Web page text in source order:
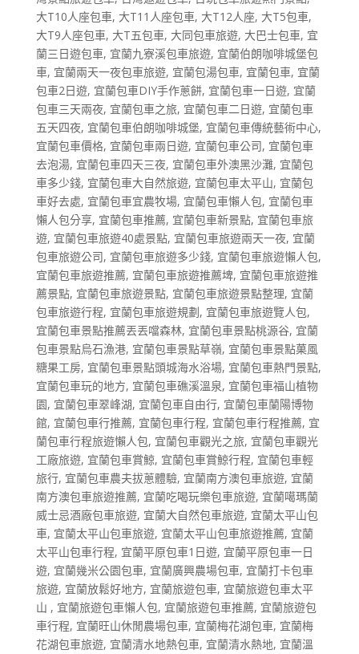
大T10人座包車, 大T11人座包車, 大T12人座, 大T5包車,
大T9人座包車, 大T五包車, 大同包車旅遊, 大巴士包車, 宜
蘭三日遊包車, 宜蘭九寮溪包車旅遊, 宜蘭伯朗咖啡城堡包
車, 宜蘭兩天一夜包車旅遊, 宜蘭包湯包車, 宜蘭包車, 宜蘭
包車2日遊, 宜蘭包車DIY手作蔥餅, 宜蘭包車一日遊, 宜蘭
包車三天兩夜, 宜蘭包車之旅, 宜蘭包車二日遊, 宜蘭包車
五天四夜, 宜蘭包車伯朗咖啡城堡, 宜蘭包車傳統藝術中心,
宜蘭包車價格, 宜蘭包車兩日遊, 宜蘭包車公司, 宜蘭包車
去泡湯, 宜蘭包車四天三夜, 宜蘭包車外澳黑沙灘, 宜蘭包
車多少錢, 宜蘭包車大自然旅遊, 宜蘭包車太平山, 宜蘭包
車好去處, 宜蘭包車宜農牧場, 宜蘭包車懶人包, 宜蘭包車
懶人包分享, 宜蘭包車推薦, 宜蘭包車新景點, 宜蘭包車旅
遊, 宜蘭包車旅遊40處景點, 宜蘭包車旅遊兩天一夜, 宜蘭
包車旅遊公司, 宜蘭包車旅遊多少錢, 宜蘭包車旅遊懶人包,
宜蘭包車旅遊推薦, 宜蘭包車旅遊推薦埤, 宜蘭包車旅遊推
薦景點, 宜蘭包車旅遊景點, 宜蘭包車旅遊景點整理, 宜蘭
包車旅遊行程, 宜蘭包車旅遊規劃, 宜蘭包車旅遊覽人包,
宜蘭包車景點推薦丟丟噹森林, 宜蘭包車景點桃源谷, 宜蘭
包車景點烏石漁港, 宜蘭包車景點草嶺, 宜蘭包車景點菓風
糖果工房, 宜蘭包車景點頭城海水浴場, 宜蘭包車熱門景點,
宜蘭包車玩的地方, 宜蘭包車礁溪溫泉, 宜蘭包車福山植物
園, 宜蘭包車翠峰湖, 宜蘭包車自由行, 宜蘭包車蘭陽博物
館, 宜蘭包車行推薦, 宜蘭包車行程, 宜蘭包車行程推薦, 宜
蘭包車行程旅遊懶人包, 宜蘭包車觀光之旅, 宜蘭包車觀光
工廠旅遊, 宜蘭包車賞鯨, 宜蘭包車賞鯨行程, 宜蘭包車輕
旅行, 宜蘭包車農夫拔蔥體驗, 宜蘭南方澳包車旅遊, 宜蘭
南方澳包車旅遊推薦, 宜蘭吃喝玩樂包車旅遊, 宜蘭噶瑪蘭
威士忌酒廠包車旅遊, 宜蘭大自然包車旅遊, 宜蘭太平山包
車, 宜蘭太平山包車旅遊, 宜蘭太平山包車旅遊推薦, 宜蘭
太平山包車行程, 宜蘭平原包車1日遊, 宜蘭平原包車一日
遊, 宜蘭幾米公園包車, 宜蘭廣興農場包車, 宜蘭打卡包車
旅遊, 宜蘭放鬆好地方, 宜蘭旅遊包車, 宜蘭旅遊包車太平
山 , 宜蘭旅遊包車懶人包, 宜蘭旅遊包車推薦, 宜蘭旅遊包
車行程, 宜蘭旺山休閒農場包車, 宜蘭梅花湖包車, 宜蘭梅
花湖包車旅遊, 宜蘭清水地熱包車, 宜蘭清水熱地, 宜蘭溫